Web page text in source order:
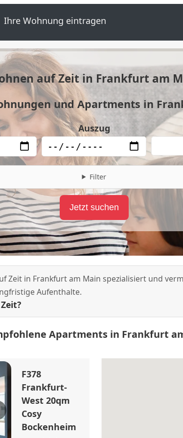
Ihre Wohnung eintragen
auf Zeit in Frankfurt am
und Apartments in
Auszug
Filter
Zeit in Frankfurt am Main spezialisiert und
Aufenthalte.
Apartments in Frankfurt
F378
Frankfurt-
West 20qm
Cosy
Bockenheim